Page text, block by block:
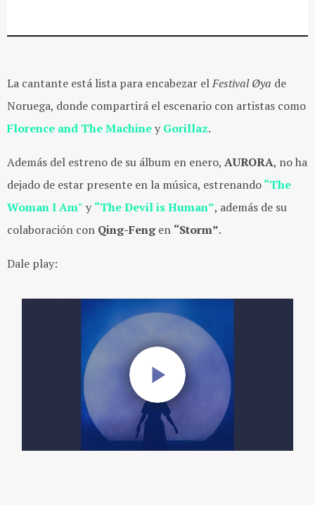
La cantante está lista para encabezar elFestival Øya de
Noruega, donde compartirá el escenario con artistas como
Florence and The Machiney Gorillaz.
Además del estreno de su álbum en enero, AURORA, no ha
dejado de estar presente en la música, estrenando“The
Woman I Am" y “The Devil is Human”, además de su
colaboración con Qing-Fengen “Storm”.
Dale play: